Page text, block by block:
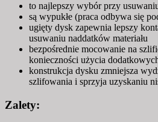
LL-
to najlepszy wybór przy
są wypukłe (praca odbywa się
ugięty dysk zapewnia lepszy
usuwaniu naddatków materiału
bezpośrednie mocowanie na
konieczności użycia
konstrukcja dysku zmniejsza
szlifowania i sprzyja uzyskaniu
Zalety: